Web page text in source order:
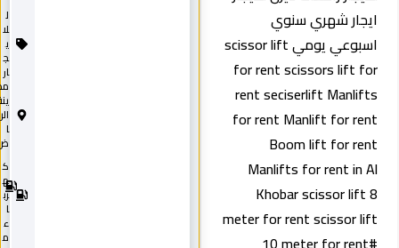
ايجار شهري سنوي
اسبوعي يومي scissor lift
for rent scissors lift for
rent seciserlift Manlifts
for rent Manlift for rent
Boom lift for rent
Manlifts for rent in Al
Khobar scissor lift 8
meter for rent scissor lift
ي
الري
رب
0
2
5